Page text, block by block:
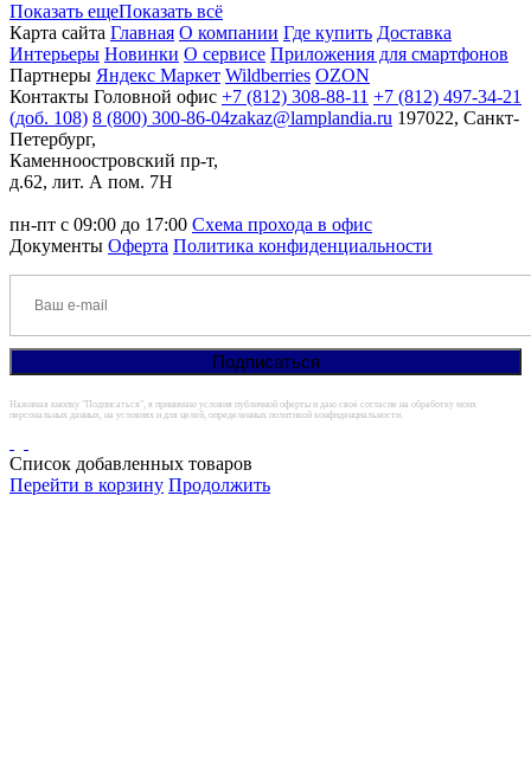
Показать ещеПоказать всё
Карта сайта Главная О компании Где купить Доставка
Интерьеры Новинки О сервисе Приложения для смартфонов
Партнеры Яндекс Маркет Wildberries OZON
Контакты Головной офис +7 (812) 308-88-11 +7 (812) 497-34-21
(доб. 108) 8 (800) 300-86-04zakaz@lamplandia.ru 197022, Санкт-
Петербург,
Каменноостровский пр-т,
д.62, лит. А пом. 7Н
пн-пт с 09:00 до 17:00 Схема прохода в офис
Документы Оферта Политика конфиденциальности
Нажимая кнопку "Подписаться", я принимаю условия публичной оферты и даю своё согласие на обработку моих
персональных данных, на условиях и для целей, определенных политикой конфиденциальности.
Список добавленных товаров
Перейти в корзину Продолжить